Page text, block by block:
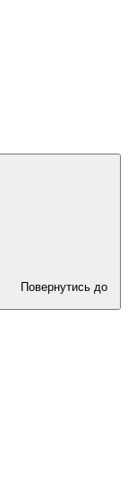
Повернутись до